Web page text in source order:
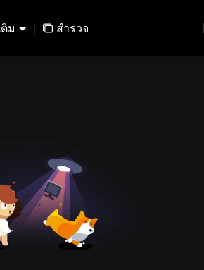
ม | สำรวจ